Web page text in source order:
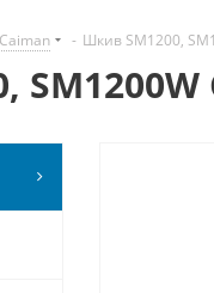
Caiman - Шкив SM1200,